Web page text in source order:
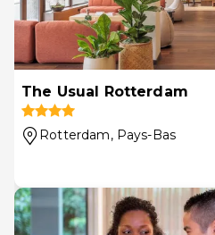
The Usual Rotterdam
Rotterdam, Pays-Bas